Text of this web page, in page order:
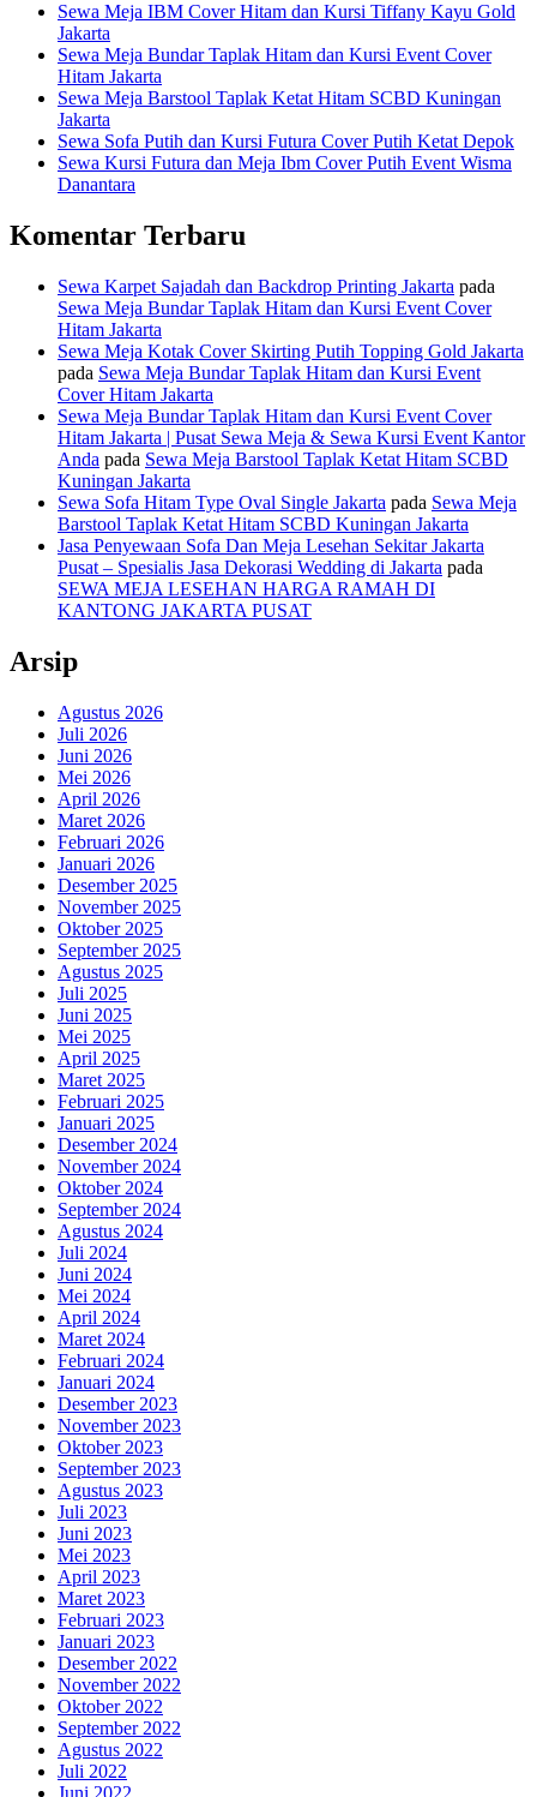
Sewa Meja IBM Cover Hitam dan Kursi Tiffany Kayu Gold
Jakarta
Sewa Meja Bundar Taplak Hitam dan Kursi Event Cover
Hitam Jakarta
Sewa Meja Barstool Taplak Ketat Hitam SCBD Kuningan
Jakarta
Sewa Sofa Putih dan Kursi Futura Cover Putih Ketat Depok
Sewa Kursi Futura dan Meja Ibm Cover Putih Event Wisma
Danantara
Komentar Terbaru
Sewa Karpet Sajadah dan Backdrop Printing Jakarta pada
Sewa Meja Bundar Taplak Hitam dan Kursi Event Cover
Hitam Jakarta
Sewa Meja Kotak Cover Skirting Putih Topping Gold Jakarta
pada Sewa Meja Bundar Taplak Hitam dan Kursi Event
Cover Hitam Jakarta
Sewa Meja Bundar Taplak Hitam dan Kursi Event Cover
Hitam Jakarta | Pusat Sewa Meja & Sewa Kursi Event Kantor
Anda pada Sewa Meja Barstool Taplak Ketat Hitam SCBD
Kuningan Jakarta
Sewa Sofa Hitam Type Oval Single Jakarta pada Sewa Meja
Barstool Taplak Ketat Hitam SCBD Kuningan Jakarta
Jasa Penyewaan Sofa Dan Meja Lesehan Sekitar Jakarta
Pusat – Spesialis Jasa Dekorasi Wedding di Jakarta pada
SEWA MEJA LESEHAN HARGA RAMAH DI
KANTONG JAKARTA PUSAT
Arsip
Agustus 2026
Juli 2026
Juni 2026
Mei 2026
April 2026
Maret 2026
Februari 2026
Januari 2026
Desember 2025
November 2025
Oktober 2025
September 2025
Agustus 2025
Juli 2025
Juni 2025
Mei 2025
April 2025
Maret 2025
Februari 2025
Januari 2025
Desember 2024
November 2024
Oktober 2024
September 2024
Agustus 2024
Juli 2024
Juni 2024
Mei 2024
April 2024
Maret 2024
Februari 2024
Januari 2024
Desember 2023
November 2023
Oktober 2023
September 2023
Agustus 2023
Juli 2023
Juni 2023
Mei 2023
April 2023
Maret 2023
Februari 2023
Januari 2023
Desember 2022
November 2022
Oktober 2022
September 2022
Agustus 2022
Juli 2022
Juni 2022